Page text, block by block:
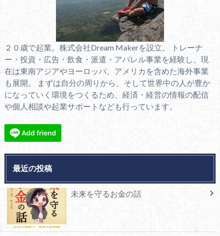
２０歳で起業。株式会社Dream Makerを設立。 トレーナ
ー・投資・広告・飲食・派遣・アパレル事業を経験し、現
在は東南アジアやヨーロッパ、アメリカを含めた海外事業
も展開。 まずは自分の周りから、そして世界中の人が豊か
になっていく環境をつくるため、経済・経営の情報の配信
や個人相談や起業サポートなども行っています。
最近の投稿
未来を守るお金の話